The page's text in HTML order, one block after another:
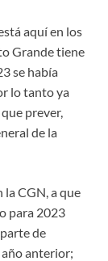
aquí en los
Grande tiene
se había
lo tanto ya
prever,
de la
CGN, a que
para 2023
de
anterior;